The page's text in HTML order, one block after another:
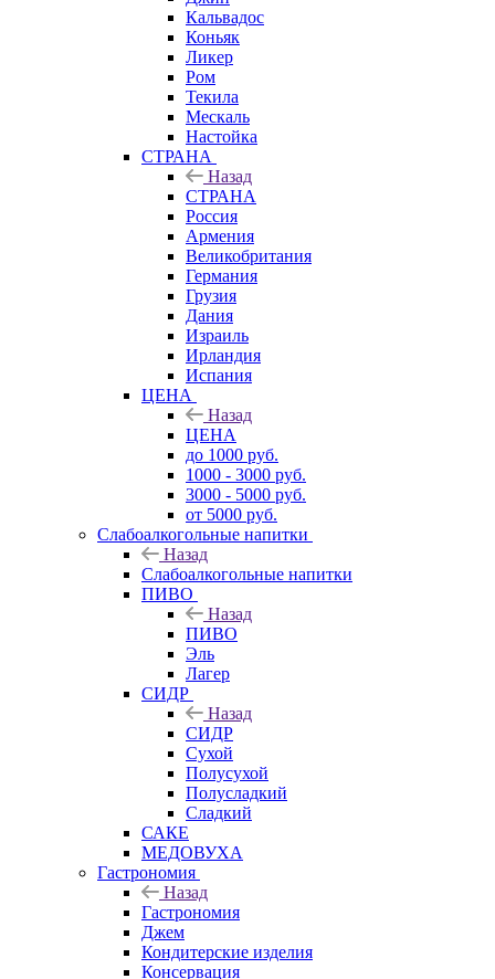
Кальвадос
Коньяк
Ликер
Ром
Текила
Мескаль
Настойка
СТРАНА
Назад
СТРАНА
Россия
Армения
Великобритания
Германия
Грузия
Дания
Израиль
Ирландия
Испания
ЦЕНА
Назад
ЦЕНА
до 1000 руб.
1000 - 3000 руб.
3000 - 5000 руб.
от 5000 руб.
Слабоалкогольные напитки
Назад
Слабоалкогольные напитки
ПИВО
Назад
ПИВО
Эль
Лагер
СИДР
Назад
СИДР
Сухой
Полусухой
Полусладкий
Сладкий
САКЕ
МЕДОВУХА
Гастрономия
Назад
Гастрономия
Джем
Кондитерские изделия
Консервация